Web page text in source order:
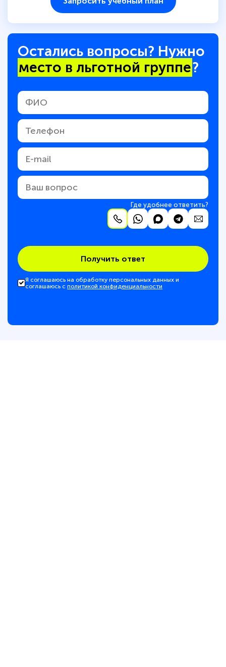
Остались вопросы? Нужно
место в льготной группе?
Где удобнее ответить?
Получить ответ
Я соглашаюсь на обработку персональных данных и
соглашаюсь с политикой конфиденциальности